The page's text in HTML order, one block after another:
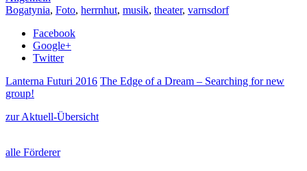
Bogatynia, Foto, herrnhut, musik, theater, varnsdorf
Facebook
Google+
Twitter
Lanterna Futuri 2016 The Edge of a Dream – Searching for new
group!
zur Aktuell-Übersicht
alle Förderer